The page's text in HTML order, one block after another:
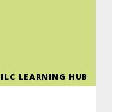
ILC LEARNING HUB